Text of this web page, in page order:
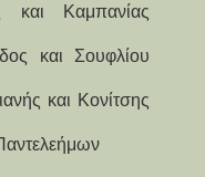
Καμπανίας
και Σουφλίου
και Κονίτσης